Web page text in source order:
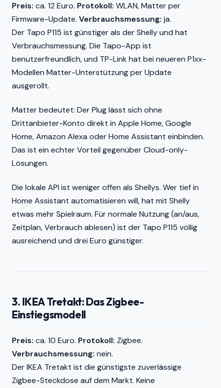
Preis: ca. 12 Euro. Protokoll: WLAN, Matter per
Firmware-Update. Verbrauchsmessung: ja.
Der Tapo P115 ist günstiger als der Shelly und hat
Verbrauchsmessung. Die Tapo-App ist
benutzerfreundlich, und TP-Link hat bei neueren P1xx-
Modellen Matter-Unterstützung per Update
ausgerollt.
Matter bedeutet: Der Plug lässt sich ohne
Drittanbieter-Konto direkt in Apple Home, Google
Home, Amazon Alexa oder Home Assistant einbinden.
Das ist ein echter Vorteil gegenüber Cloud-only-
Lösungen.
Die lokale API ist weniger offen als Shellys. Wer tief in
Home Assistant automatisieren will, hat mit Shelly
etwas mehr Spielraum. Für normale Nutzung (an/aus,
Zeitplan, Verbrauch ablesen) ist der Tapo P115 völlig
ausreichend und drei Euro günstiger.
3. IKEA Tretakt: Das Zigbee-
Einstiegsmodell
Preis: ca. 10 Euro. Protokoll: Zigbee.
Verbrauchsmessung: nein.
Der IKEA Tretakt ist die günstigste zuverlässige
Zigbee-Steckdose auf dem Markt. Keine